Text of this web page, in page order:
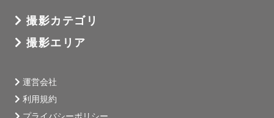
撮影カテゴリ
撮影エリア
運営会社
利用規約